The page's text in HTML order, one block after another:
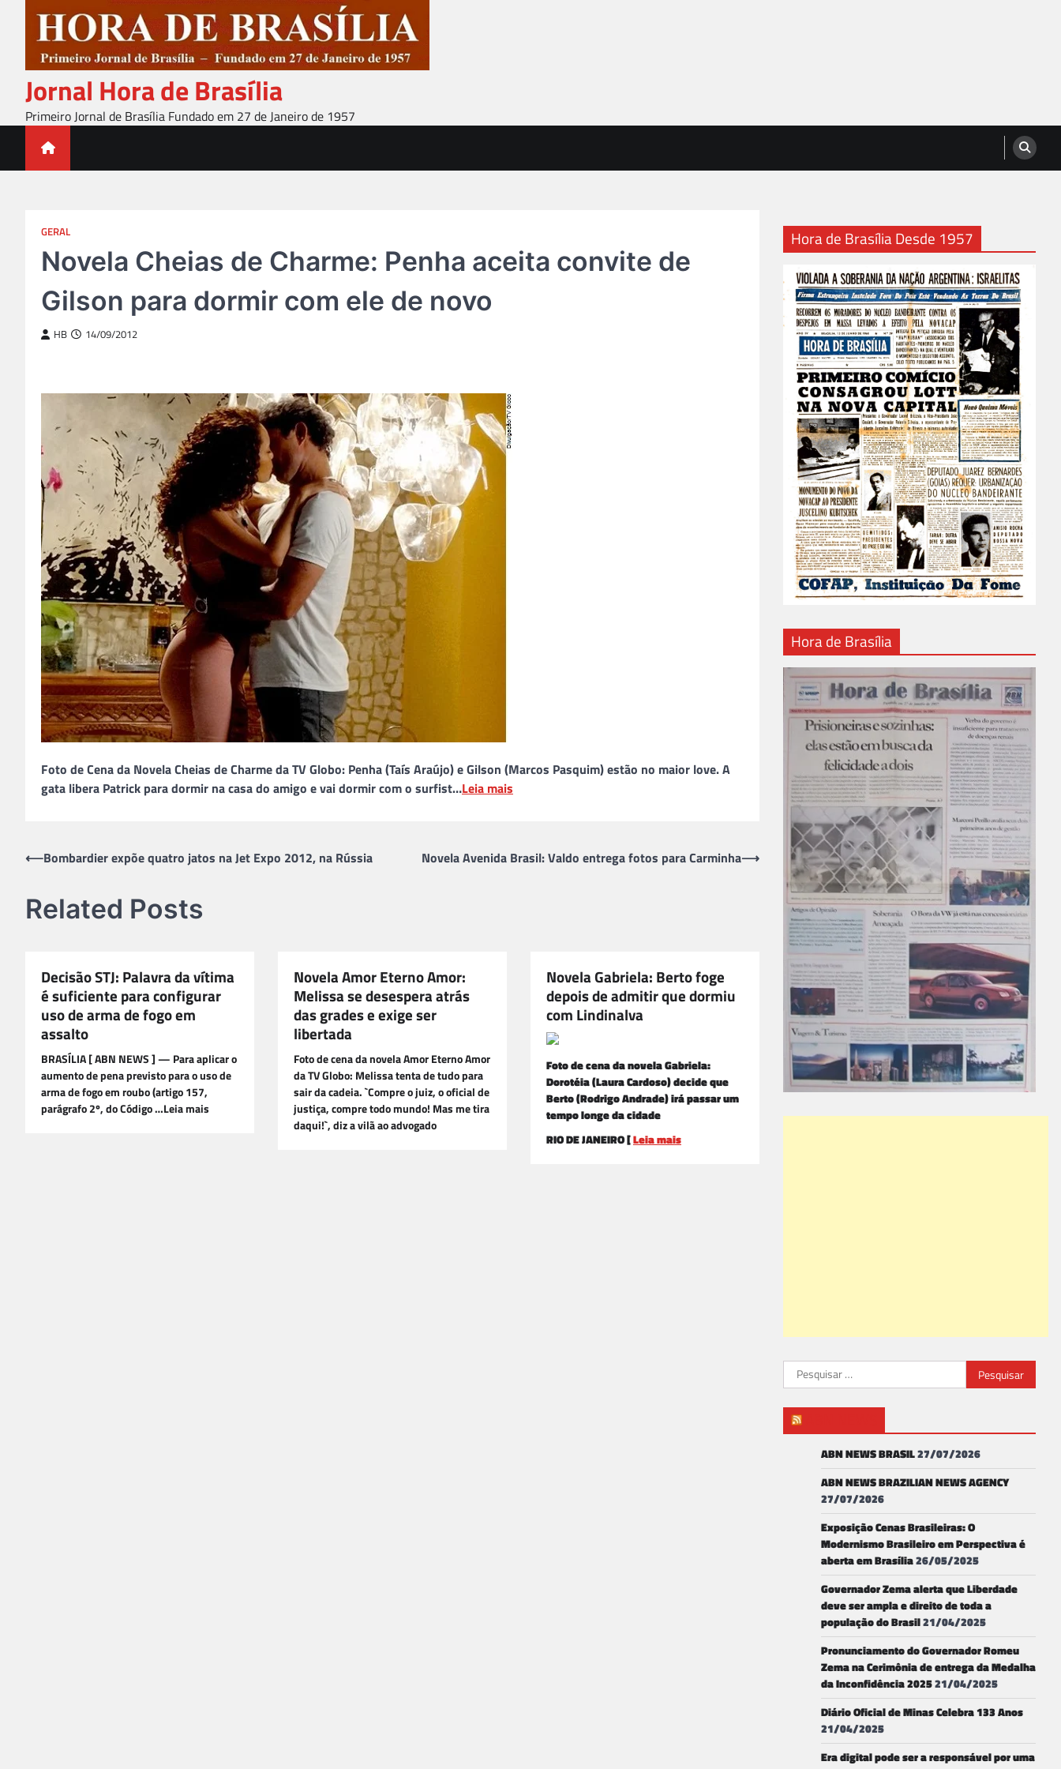
content
Jornal Hora de Brasília
Primeiro Jornal de Brasília Fundado em 27 de Janeiro de 1957
GERAL
Novela Cheias de Charme: Penha aceita convite de
Gilson para dormir com ele de novo
HB 14/09/2012
Foto de Cena da Novela Cheias de Charme da TV Globo: Penha (Taís Araújo) e Gilson (Marcos Pasquim) estão no maior love. A
gata libera Patrick para dormir na casa do amigo e vai dormir com o surfist…Leia mais
Navegação
Post
⟵Bombardier expõe quatro jatos na Jet Expo 2012, na Rússia Novela Avenida Brasil: Valdo entrega fotos para Carminha⟶
Related Posts
Decisão STJ: Palavra da vítima
é suficiente para configurar
uso de arma de fogo em
assalto
BRASÍLIA [ ABN NEWS ] — Para aplicar o
aumento de pena previsto para o uso de
arma de fogo em roubo (artigo 157,
parágrafo 2º, do Código …Leia mais
Novela Amor Eterno Amor:
Melissa se desespera atrás
das grades e exige ser
libertada
Foto de cena da novela Amor Eterno Amor
da TV Globo: Melissa tenta de tudo para
sair da cadeia. `Compre o juiz, o oficial de
justiça, compre todo mundo! Mas me tira
daqui!`, diz a vilã ao advogado
Novela Gabriela: Berto foge
depois de admitir que dormiu
com Lindinalva
Foto de cena da novela Gabriela:
Dorotéia (Laura Cardoso) decide que
Berto (Rodrigo Andrade) irá passar um
tempo longe da cidade
RIO DE JANEIRO [Leia mais
Hora de Brasília Desde 1957
Hora de Brasília
Pesquisar
por:
ABN NEWS BRASIL27/07/2026
ABN NEWS BRAZILIAN NEWS AGENCY
27/07/2026
Exposição Cenas Brasileiras: O
Modernismo Brasileiro em Perspectiva é
aberta em Brasília26/05/2025
Governador Zema alerta que Liberdade
deve ser ampla e direito de toda a
população do Brasil21/04/2025
Pronunciamento do Governador Romeu
Zema na Cerimônia de entrega da Medalha
da Inconfidência 202521/04/2025
Diário Oficial de Minas Celebra 133 Anos
21/04/2025
Era digital pode ser a responsável por uma